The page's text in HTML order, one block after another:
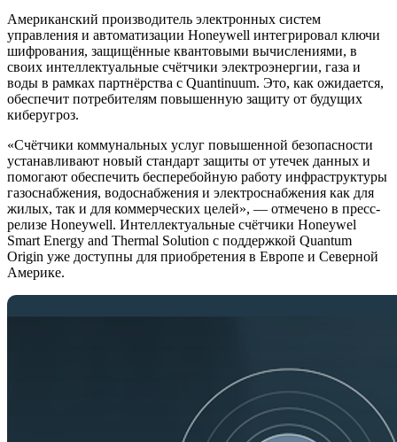
Американский производитель электронных систем
управления и автоматизации Honeywell интегрировал ключи
шифрования, защищённые квантовыми вычислениями, в
своих интеллектуальные счётчики электроэнергии, газа и
воды в рамках партнёрства с Quantinuum. Это, как ожидается,
обеспечит потребителям повышенную защиту от будущих
киберугроз.
«Счётчики коммунальных услуг повышенной безопасности
устанавливают новый стандарт защиты от утечек данных и
помогают обеспечить бесперебойную работу инфраструктуры
газоснабжения, водоснабжения и электроснабжения как для
жилых, так и для коммерческих целей», — отмечено в пресс-
релизе Honeywell. Интеллектуальные счётчики Honeywel
Smart Energy and Thermal Solution с поддержкой Quantum
Origin уже доступны для приобретения в Европе и Северной
Америке.